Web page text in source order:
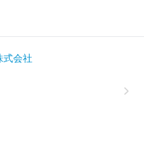
会社
ングス株式会社
株式会社永
パーソルテンプスタッフ株式
式会社
株
ョナル
式会社